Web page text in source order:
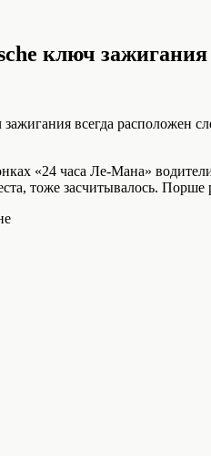
ключ зажигания
всегда
«24 часа Ле-Мана»
тоже засчитывалось.